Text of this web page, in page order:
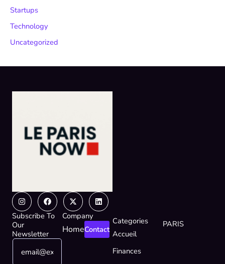
Startups
Technology
Uncategorized
InstagramFacebook
X-
twitter
Linkedin
Subscribe To
Our
Newsletter
EE
Company
HomeContact
Categories
Accueil
Finances
PARIS